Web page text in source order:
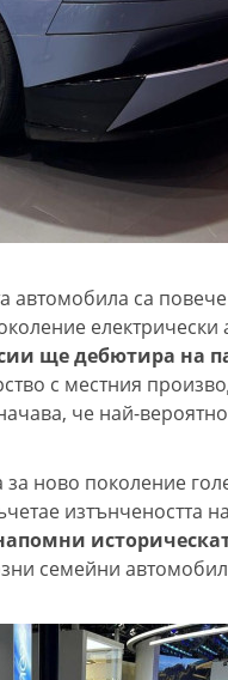
автомобила са
електрически
ще дебютира на
с местния
че най-
за ново поколение
изтънчеността
семейни